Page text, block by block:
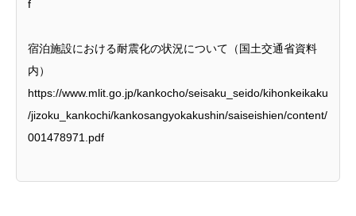
f
宿泊施設における耐震化の状況について（国土交通省資料
内）
https://www.mlit.go.jp/kankocho/seisaku_seido/kihonkeikaku
/jizoku_kankochi/kankosangyokakushin/saiseishien/content/
001478971.pdf